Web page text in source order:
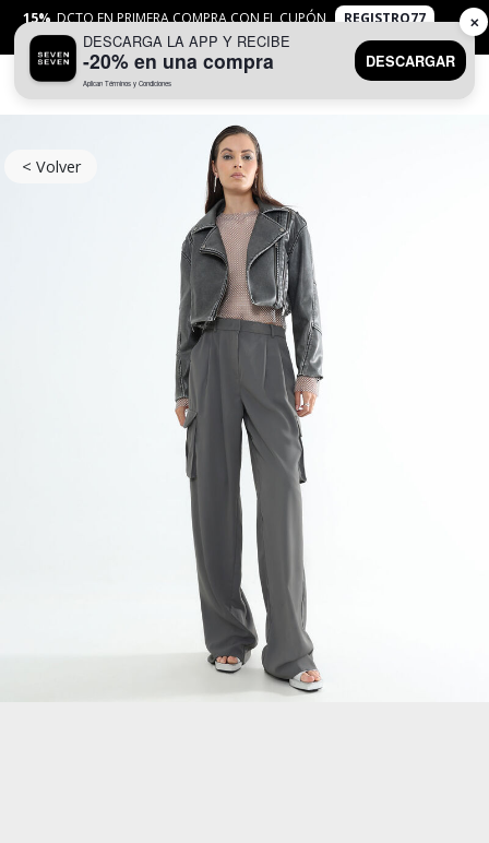
15% DCTO EN PRIMERA COMPRA CON EL CUPÓN
REGISTRO77
APLICANTYC
< Volver
DESCARGA LA APP Y RECIBE
-20% en una compra
Aplican Términos y Condiciones
DESCARGAR
✕